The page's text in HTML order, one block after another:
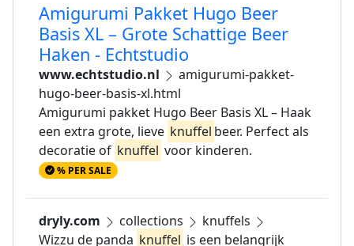
Amigurumi Pakket Hugo Beer
Basis XL – Grote Schattige Beer
Haken - Echtstudio
www.echtstudio.nl
amigurumi-pakket-
hugo-beer-basis-xl.html
Amigurumi pakket Hugo Beer Basis XL – Haak
een extra grote, lieve knuffel beer. Perfect als
decoratie of knuffel voor kinderen.
% PER SALE
dryly.com collections
knuffels
Wizzu de panda knuffel is een belangrijk